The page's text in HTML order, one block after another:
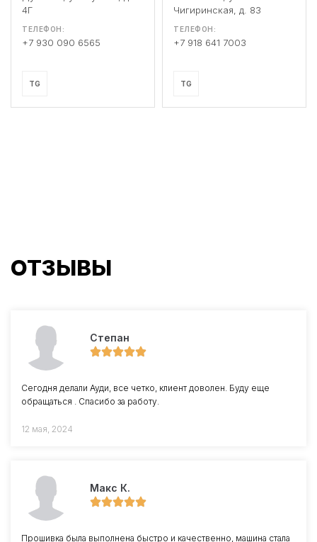
4Г
ТЕЛЕФОН:
+7 930 090 6565
TG
Чигиринская, д. 83
ТЕЛЕФОН:
+7 918 641 7003
TG
ОТЗЫВЫ
Степан
Сегодня делали Ауди, все четко, клиент доволен. Буду еще
обращаться . Спасибо за работу.
12 мая, 2024
Макс К.
Прошивка была выполнена быстро и качественно, машина стала